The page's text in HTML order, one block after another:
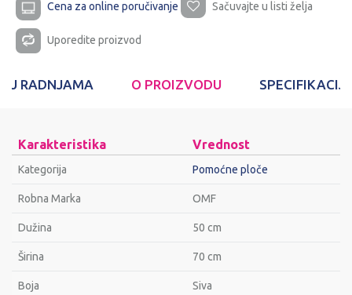
Cena za online poručivanje Sačuvajte u listi želja
Uporedite proizvod
U RADNJAMA O PROIZVODU
Karakteristika Vrednost
Kategorija Pomoćne ploče
Robna Marka OMF
Dužina 50 cm
Širina 70 cm
Bоја Siva